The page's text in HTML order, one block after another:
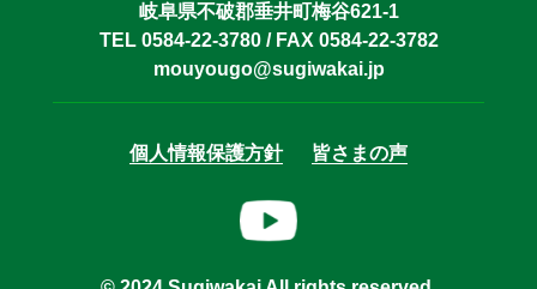
岐阜県不破郡垂井町梅谷621-1
TEL 0584-22-3780 / FAX 0584-22-3782
mouyougo@sugiwakai.jp
個人情報保護方針 皆さまの声